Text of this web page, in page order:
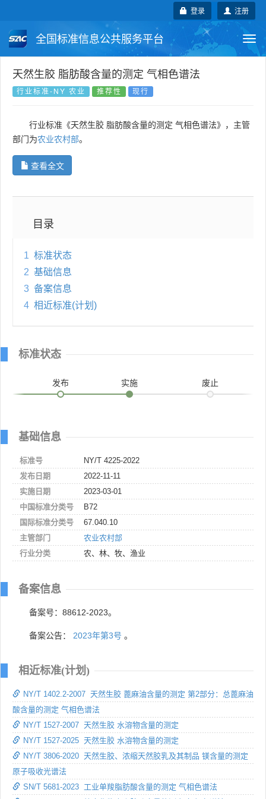
注册
登录
全国标准信息公共服务平台
国家标准 行业标准 地方标准
国外标准 技术委员会
天然生胶 脂肪酸含量的测定 气相色谱法
行业标准-NY 农业 推荐性 现行
行业标准《天然生胶 脂肪酸含量的测定 气相色谱法》，主管
部门为农业农村部。
查看全文
目录
1 标准状态
2 基础信息
3 备案信息
4 相近标准(计划)
标准状态
发布 实施 废止
基础信息
标准号
NY/T 4225-2022
发布日期
2022-11-11
实施日期
2023-03-01
中国标准分类号
B72
国际标准分类号
67.040.10
主管部门
农业农村部
行业分类
农、林、牧、渔业
备案信息
备案号：88612-2023。
备案公告： 2023年第3号 。
相近标准(计划)
NY/T 1402.2-2007 天然生胶 蓖麻油含量的测定 第2部分：总蓖麻油
酸含量的测定 气相色谱法
NY/T 1527-2007 天然生胶 水溶物含量的测定
NY/T 1527-2025 天然生胶 水溶物含量的测定
NY/T 3806-2020 天然生胶、浓缩天然胶乳及其制品 镁含量的测定
原子吸收光谱法
SN/T 5681-2023 工业单羧脂肪酸含量的测定 气相色谱法